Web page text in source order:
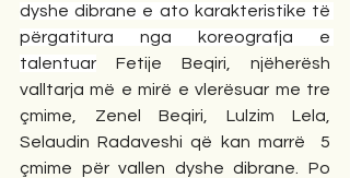
dyshe dibrane e ato karakteristike të
përgatitura nga koreografja e
talentuar Fetije Beqiri, njëherësh
valltarja më e mirë e vlerësuar me tre
çmime, Zenel Beqiri, Lulzim Lela,
Selaudin Radaveshi që kan marrë  5
çmime për vallen dyshe dibrane. Po